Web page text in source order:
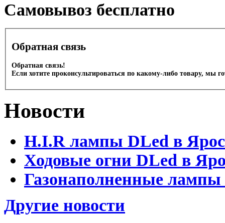
Cамовывоз бесплатно
Обратная связь
Обратная связь!
Если хотите проконсультироваться по какому-либо товару, мы
Новости
H.I.R лампы DLed в
Ходовые огни DLed в
Газонаполненные
Другие новости